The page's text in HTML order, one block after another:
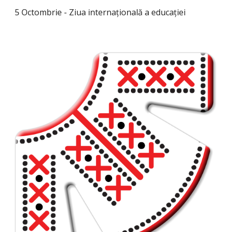
5 Octombrie - Ziua internațională a educației